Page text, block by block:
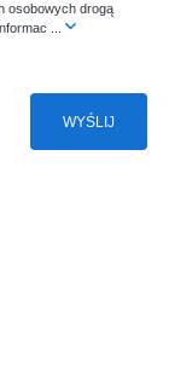
osobowych drogą
WYŚLIJ